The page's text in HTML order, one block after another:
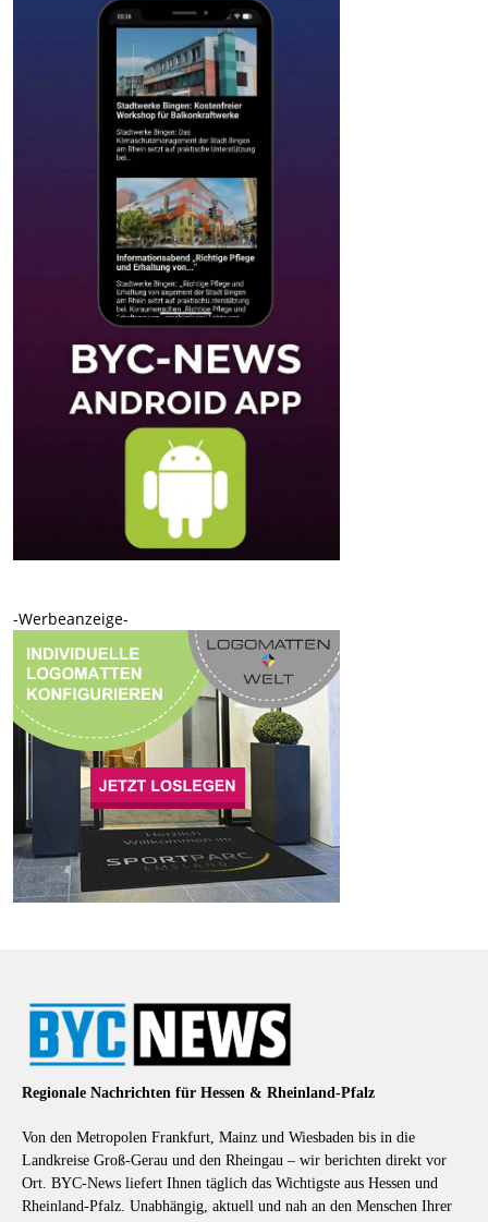
-Werbeanzeige-
Regionale Nachrichten für Hessen & Rheinland-Pfalz
Von den Metropolen Frankfurt, Mainz und Wiesbaden bis in die
Landkreise Groß-Gerau und den Rheingau – wir berichten direkt vor
Ort. BYC-News liefert Ihnen täglich das Wichtigste aus Hessen und
Rheinland-Pfalz. Unabhängig, aktuell und nah an den Menschen Ihrer